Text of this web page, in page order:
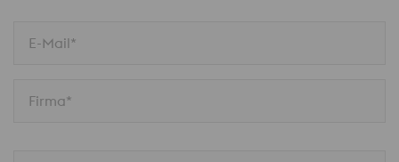
E-Mail*
Firma*